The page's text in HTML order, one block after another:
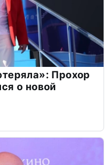
Прохор
о новой